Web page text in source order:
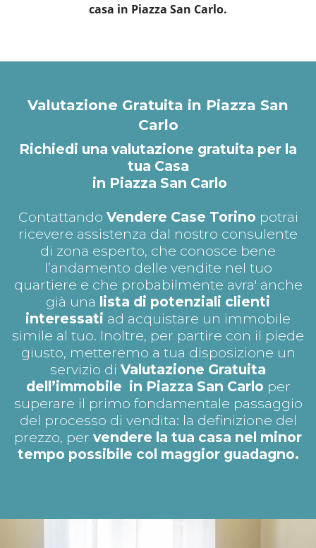
casa in Piazza San Carlo.
Valutazione Gratuita in Piazza San
Carlo
Richiedi una valutazione gratuita per la
tua Casa
in Piazza San Carlo
Contattando Vendere Case Torino potrai
ricevere assistenza dal nostro consulente
di zona esperto, che conosce bene
l’andamento delle vendite nel tuo
quartiere e che probabilmente avra' anche
già una lista di potenziali clienti
interessati ad acquistare un immobile
simile al tuo. Inoltre, per partire con il piede
giusto, metteremo a tua disposizione un
servizio di Valutazione Gratuita
dell’immobile in Piazza San Carlo per
superare il primo fondamentale passaggio
del processo di vendita: la definizione del
prezzo, per vendere la tua casa nel minor
tempo possibile col maggior guadagno.